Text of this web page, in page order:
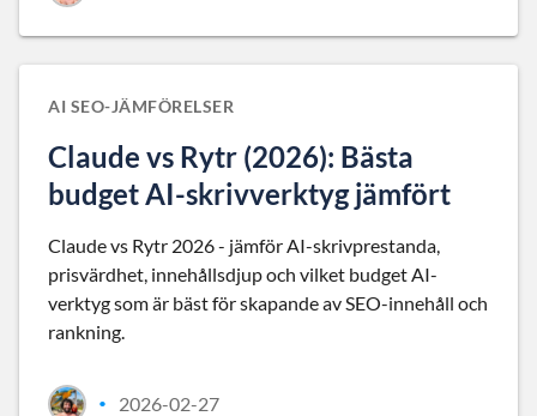
AI SEO-JÄMFÖRELSER
Claude vs Rytr (2026): Bästa
budget AI-skrivverktyg jämfört
Claude vs Rytr 2026 - jämför AI-skrivprestanda,
prisvärdhet, innehållsdjup och vilket budget AI-
verktyg som är bäst för skapande av SEO-innehåll och
rankning.
• 2026-02-27